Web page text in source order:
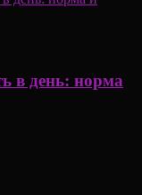
в день: норма